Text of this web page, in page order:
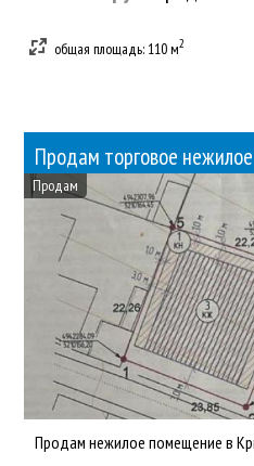
общая площадь: 110 м2
Продам